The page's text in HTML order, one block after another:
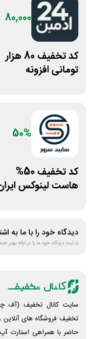
80,000
کد تخفیف 80 هزار
تومانی افزونه
50%
کد تخفیف 50%
هاست لینوکس
دیدگاه خود را با ما به
با ثبت دیدگاه خود ما را در ارائه بهتر
سایت کانال تخفیف (آف
تخفیف فروشگاه های
حاضر با همراهی استارت